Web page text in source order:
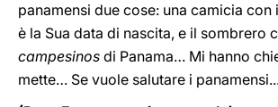
panamensi due cose: una camicia con
è la Sua data di nascita, e il sombrero
campesinos di Panama… Mi hanno
mette… Se vuole salutare i